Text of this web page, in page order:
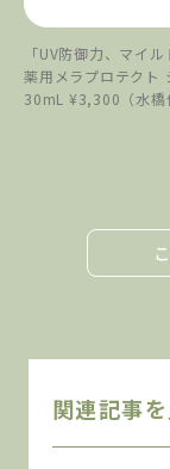
「UV防御力、マイ
薬用メラプロテクト
30mL ¥3,300（水橋
関連記事